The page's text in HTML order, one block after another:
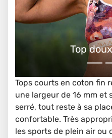
Top
Tops courts en coton fin
une largeur de 16 mm et
serré, tout reste à sa
confortable. Très
les sports de plein air ou